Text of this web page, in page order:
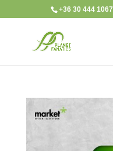
+36 30 444 1067